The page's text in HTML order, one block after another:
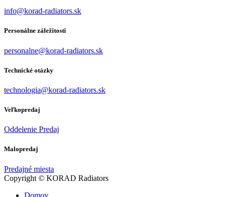
info@korad-radiators.sk
Personálne záležitosti
personalne@korad-radiators.sk
Technické otázky
technologia@korad-radiators.sk
Veľkopredaj
Oddelenie Predaj
Malopredaj
Predajné miesta
Copyright © KORAD Radiators
Domov